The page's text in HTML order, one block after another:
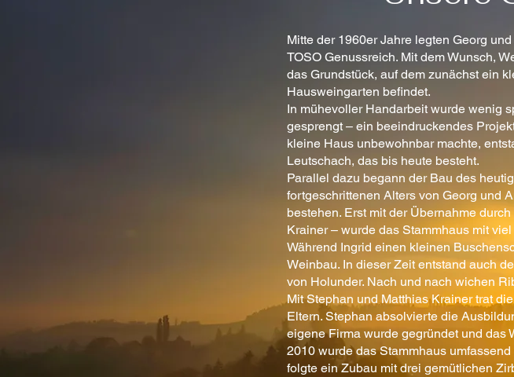
Mitte der 1960er Jahre legten Georg
TOSO Genussreich. Mit dem Wunsch,
das Grundstück, auf dem zunächst ein
Hausweingarten befindet.
In mühevoller Handarbeit wurde wenig
gesprengt – ein beeindruckendes
kleine Haus unbewohnbar machte,
Leutschach, das bis heute besteht.
Parallel dazu begann der Bau des
fortgeschrittenen Alters von Georg und
bestehen. Erst mit der Übernahme
Krainer – wurde das Stammhaus mit
Während Ingrid einen kleinen
Weinbau. In dieser Zeit entstand auch
von Holunder. Nach und nach wichen
Mit Stephan und Matthias Krainer trat
Eltern. Stephan absolvierte die
eigene Firma wurde gegründet und das
2010 wurde das Stammhaus
folgte ein Zubau mit drei gemütlichen